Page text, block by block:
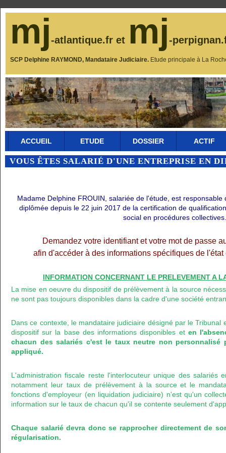
mj-atlantique.fr et mj-
SCP Delphine RAYMOND, Mandataire Judiciaire. Etude principale à La
ACCUEIL ETUDE DOSSIER ACTIF
VOUS ÊTES SALARIÉ D'UNE ENTREPRISE EN
Madame Delphine FROUIN, salariée de l'étude, est
diplômée depuis le 22 juin 2017 de la certification de
social en procédures collectives.
Demandez votre identifiant et votre mot de passe
afin d'accéder à des informations spécifiques de
INFORMATION CONCERNANT LE PRELEVEMENT A
La mise en oeuvre du dispositif de prélèvement à la source
ne sont pas toujours disponibles dans la cadre d'une société
Dans ce contexte, le mandataire judiciaire désigné par le Tribunal
dispositif sur la base des informations disponibles et en
chacun des salariés c'est le taux neutre non personnalisé
appliqué.
L'administration fiscale reste l'interlocuteur unique des salariés
notamment leur taux de prélèvement à la source et le
fonctions d'employeur (en liquidation judiciaire) n'est qu'un
information sur le taux de chacun qu'il se contente seulement
Chaque salarié devra donc se rapprocher directement de
régularisation.